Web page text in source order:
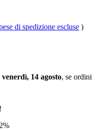
di spedizione escluse )
14 agosto, se ordini